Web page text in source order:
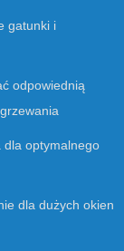
gatunki i
odpowiednią
dla optymalnego
dla dużych okien